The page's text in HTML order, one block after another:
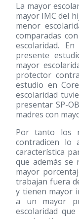
La mayor
mayor IMC del
menor
comparadas
escolaridad.
presente
mayor
protector
estudio en
escolaridad
presentar SP-
madres con
Por tanto los
contradicen lo
característica
que además se
mayor
trabajan fuera
y tienen mayor
a un mayor
escolaridad